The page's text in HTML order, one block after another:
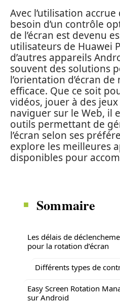
Avec l’utilisation
besoin d’un contrôle
de l’écran est devenu
utilisateurs de Huawei
d’autres appareils
souvent des solutions
l’orientation d’écran
efficace. Que ce soit
vidéos, jouer à des
naviguer sur le Web, il
outils permettant de
l’écran selon ses
explore les meilleures
disponibles pour
Sommaire
Les délais de
pour la rotation d’écran
Différents types de
Easy Screen Rotation
sur Android